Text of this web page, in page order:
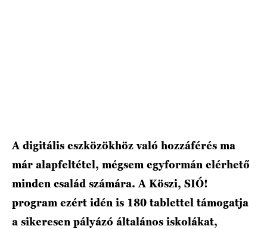
A digitális eszközökhöz való hozzáférés ma
már alapfeltétel, mégsem egyformán elérhető
minden család számára. A Köszi, SIÓ!
program ezért idén is 180 tablettel támogatja
a sikeresen pályázó általános iskolákat,